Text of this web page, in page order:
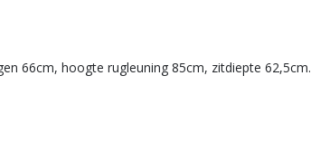
66cm, hoogte rugleuning 85cm, zitdiepte 62,5cm.